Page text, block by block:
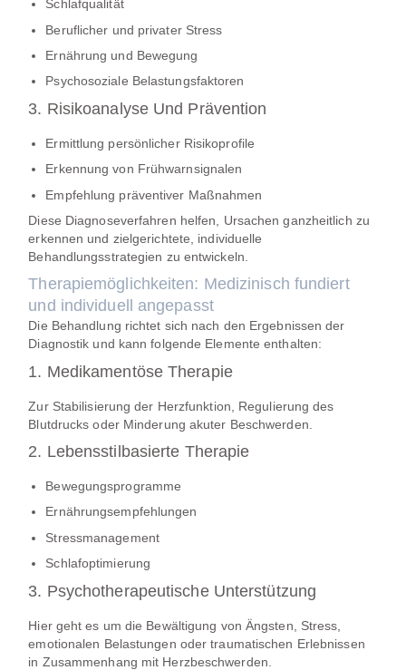
Schlafqualität
Beruflicher und privater Stress
Ernährung und Bewegung
Psychosoziale Belastungsfaktoren
3. Risikoanalyse Und Prävention
Ermittlung persönlicher Risikoprofile
Erkennung von Frühwarnsignalen
Empfehlung präventiver Maßnahmen
Diese Diagnoseverfahren helfen, Ursachen ganzheitlich zu
erkennen und zielgerichtete, individuelle
Behandlungsstrategien zu entwickeln.
Therapiemöglichkeiten: Medizinisch fundiert
und individuell angepasst
Die Behandlung richtet sich nach den Ergebnissen der
Diagnostik und kann folgende Elemente enthalten:
1. Medikamentöse Therapie
Zur Stabilisierung der Herzfunktion, Regulierung des
Blutdrucks oder Minderung akuter Beschwerden.
2. Lebensstilbasierte Therapie
Bewegungsprogramme
Ernährungsempfehlungen
Stressmanagement
Schlafoptimierung
3. Psychotherapeutische Unterstützung
Hier geht es um die Bewältigung von Ängsten, Stress,
emotionalen Belastungen oder traumatischen Erlebnissen
in Zusammenhang mit Herzbeschwerden.